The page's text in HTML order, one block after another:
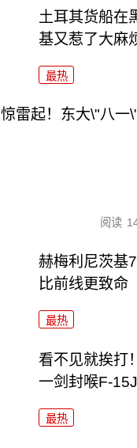
土耳其货船在
基又惹了大麻
最热
雷起！东大\"八一
阅读
赫梅利尼茨基
比前线更致命
最热
看不见就挨打
一剑封喉F-15J
最热